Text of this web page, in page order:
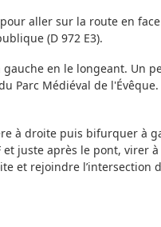
aller sur la route en
(D 972 E3).
en le longeant. Un
Médiéval de l'Évêque.
à droite puis bifurquer à
juste après le pont, virer
rejoindre l’intersection